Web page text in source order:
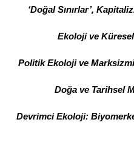
‘Doğal Sınırlar’,
Ekoloji ve
Politik Ekoloji ve
Doğa ve Tarihsel
Devrimci Ekoloji: